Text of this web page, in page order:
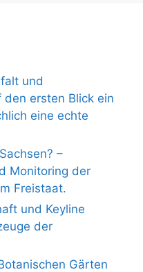
und
ersten Blick ein
eine echte
–
Monitoring der
Freistaat.
und Keyline
der
Gärten